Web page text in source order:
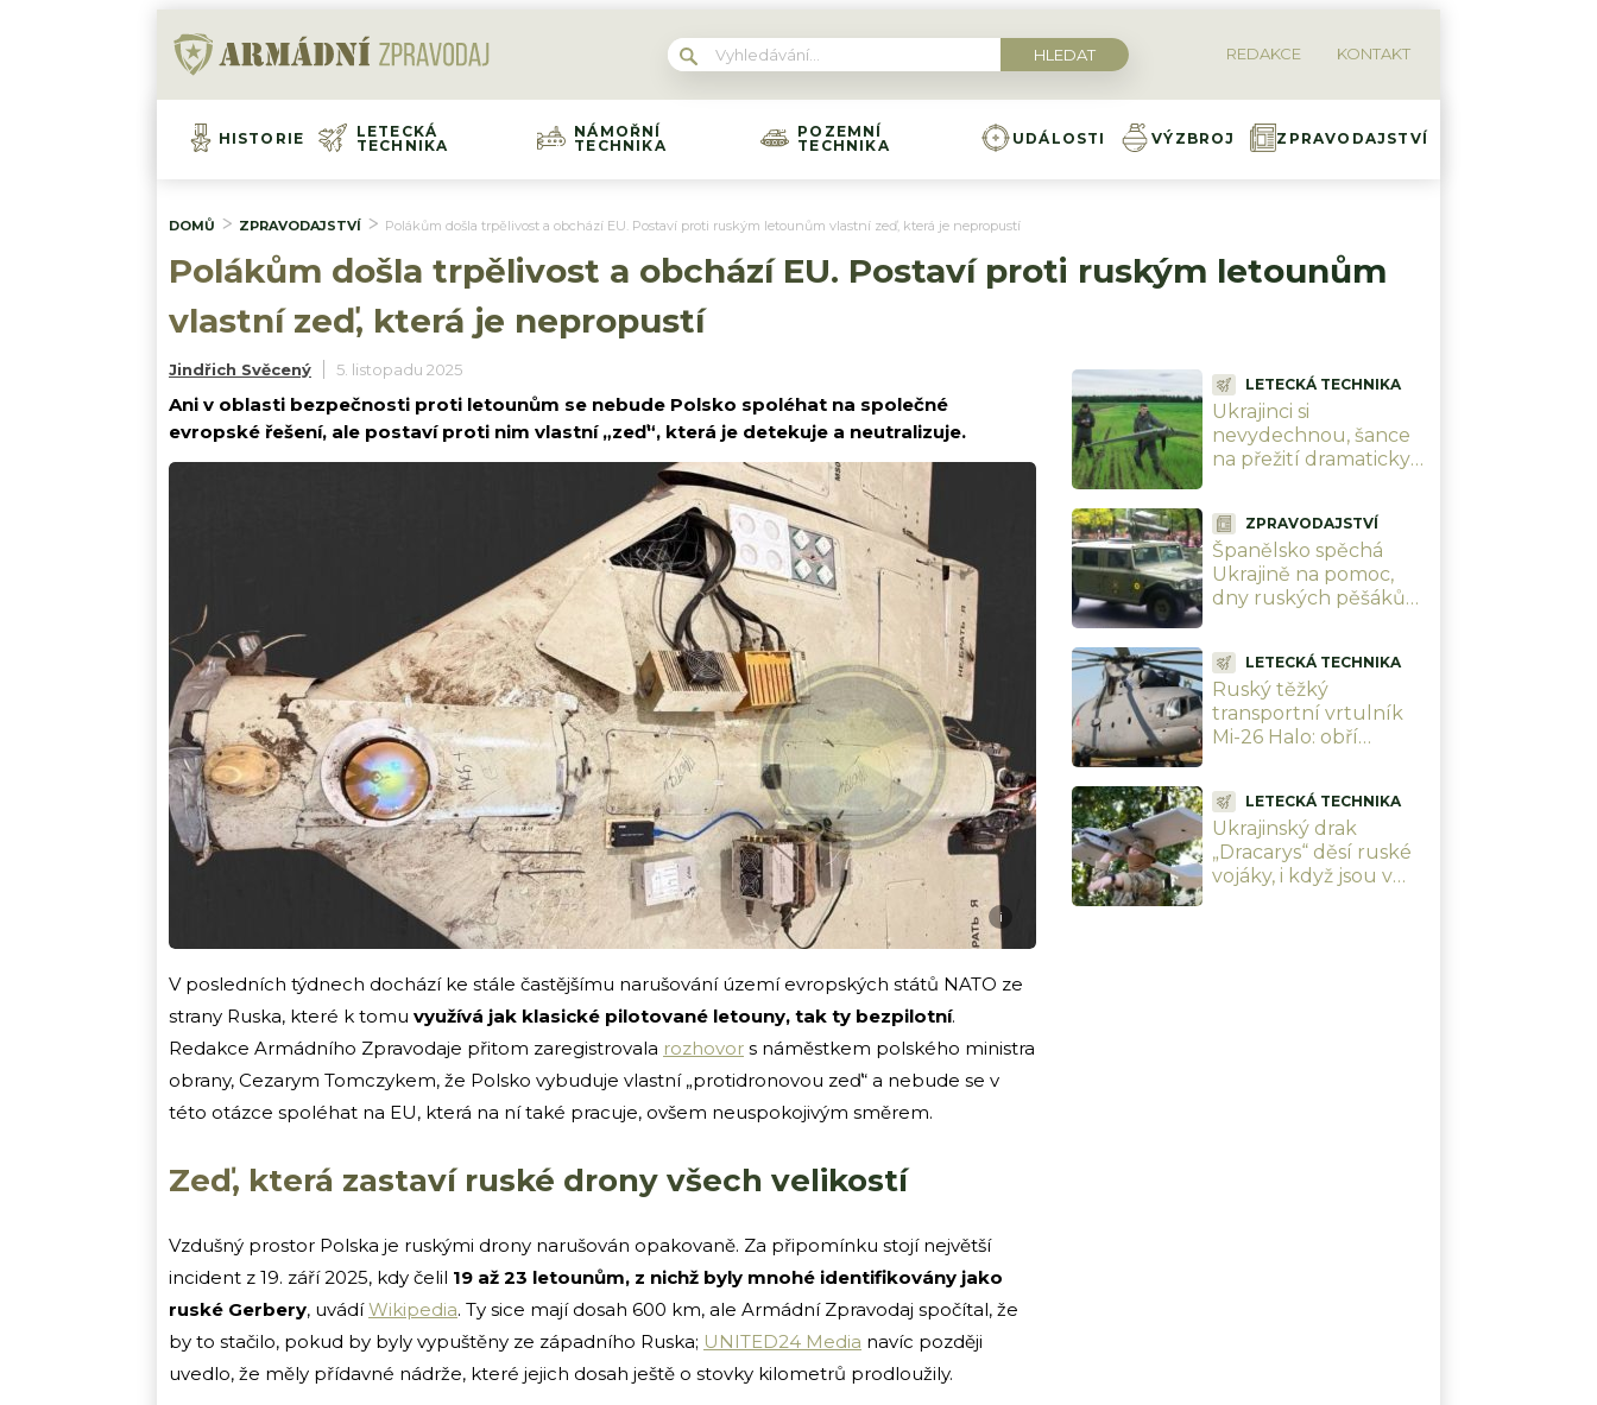
REDAKCE KONTAKT
HISTORIE
LETECKÁ
TECHNIKA
NÁMOŘNÍ
TECHNIKA
POZEMNÍ
TECHNIKA
UDÁLOSTI VÝZBROJ ZPRAVODAJSTVÍ
DOMŮ ZPRAVODAJSTVÍ Polákům došla trpělivost a obchází EU. Postaví proti ruským letounům vlastní zeď, která je nepropustí
Polákům došla trpělivost a obchází EU. Postaví proti ruským letounům
vlastní zeď, která je nepropustí
Jindřich Svěcený 5. listopadu 2025
Ani v oblasti bezpečnosti proti letounům se nebude Polsko spoléhat na společné
evropské řešení, ale postaví proti nim vlastní „zeď“, která je detekuje a neutralizuje.
i
V posledních týdnech dochází ke stále častějšímu narušování území evropských států NATO ze
strany Ruska, které k tomu využívá jak klasické pilotované letouny, tak ty bezpilotní.
Redakce Armádního Zpravodaje přitom zaregistrovala rozhovor s náměstkem polského ministra
obrany, Cezarym Tomczykem, že Polsko vybuduje vlastní „protidronovou zeď“ a nebude se v
této otázce spoléhat na EU, která na ní také pracuje, ovšem neuspokojivým směrem.
Zeď, která zastaví ruské drony všech velikostí
Vzdušný prostor Polska je ruskými drony narušován opakovaně. Za připomínku stojí největší
incident z 19. září 2025, kdy čelil 19 až 23 letounům, z nichž byly mnohé identifikovány jako
ruské Gerbery, uvádíWikipedia. Ty sice mají dosah 600 km, ale Armádní Zpravodaj spočítal, že
by to stačilo, pokud by byly vypuštěny ze západního Ruska; UNITED24 Media navíc později
uvedlo, že měly přídavné nádrže, které jejich dosah ještě o stovky kilometrů prodloužily.
LETECKÁ TECHNIKA
Ukrajinci si
nevydechnou, šance
na přežití dramaticky
útoky dronů v rojích
ZPRAVODAJSTVÍ
Španělsko spěchá
Ukrajině na pomoc,
dny ruských pěšáků
srovná do latě
LETECKÁ TECHNIKA
Ruský těžký
transportní vrtulník
Mi-26 Halo: obří
odnést dopravní
letadlo
LETECKÁ TECHNIKA
Ukrajinský drak
„Dracarys“ děsí ruské
vojáky, i když jsou v